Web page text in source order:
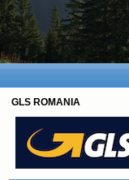
GLS ROMANIA